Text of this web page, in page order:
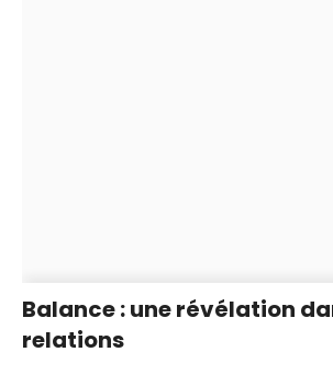
Balance : une révélation
relations